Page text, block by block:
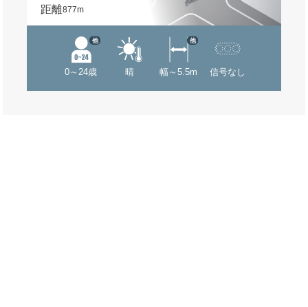
距離877m
0～24歳
他
晴 幅～5.5m
他
信号なし